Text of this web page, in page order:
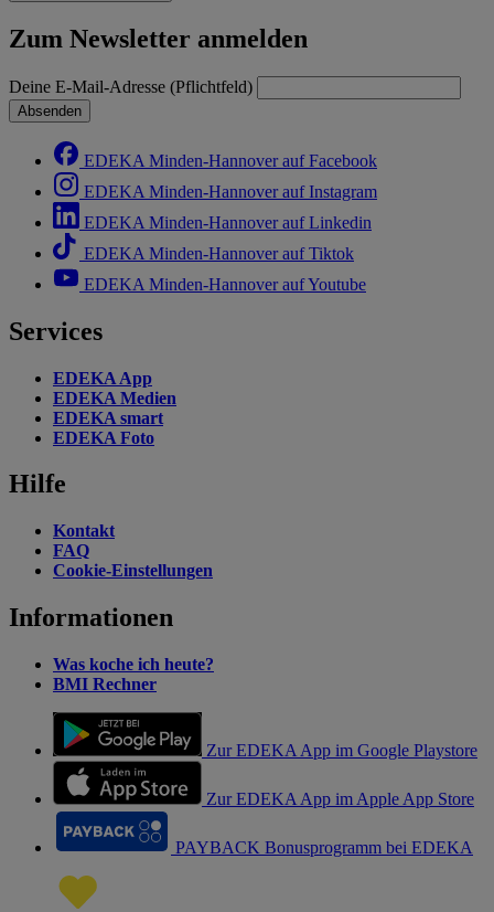
Zum Newsletter anmelden
Deine E-Mail-Adresse (Pflichtfeld)
Absenden
EDEKA Minden-Hannover auf Facebook
EDEKA Minden-Hannover auf Instagram
EDEKA Minden-Hannover auf Linkedin
EDEKA Minden-Hannover auf Tiktok
EDEKA Minden-Hannover auf Youtube
Services
EDEKA App
EDEKA Medien
EDEKA smart
EDEKA Foto
Hilfe
Kontakt
FAQ
Cookie-Einstellungen
Informationen
Was koche ich heute?
BMI Rechner
Zur EDEKA App im Google Playstore
Zur EDEKA App im Apple App Store
PAYBACK Bonusprogramm bei EDEKA